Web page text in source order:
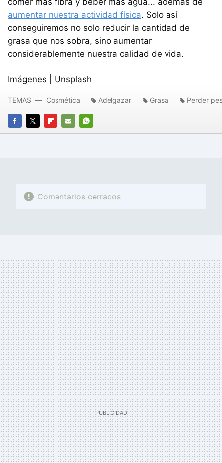
aumentar nuestra actividad física. Solo así
conseguiremos no solo reducir la cantidad de
grasa que nos sobra, sino aumentar
considerablemente nuestra calidad de vida.
Imágenes | Unsplash
FACEBOOK
TWITTERFLIPBOARD
E-
WHATSAPP
TEMAS Cosmética Adelgazar Grasa Perder
Comentarios cerrados